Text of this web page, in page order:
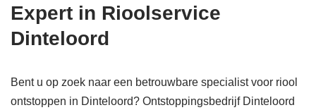
Expert in Rioolservice
Dinteloord
Bent u op zoek naar een betrouwbare specialist voor riool
ontstoppen in Dinteloord? Ontstoppingsbedrijf Dinteloord